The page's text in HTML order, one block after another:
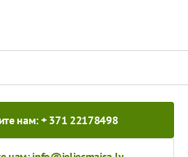
нам: + 371 22178498